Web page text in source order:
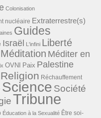
Colonisation
nucléaire Extraterrestre(s)
Guides
Israël L'infini Liberté
Méditation Méditer en
OVNI Paix Palestine
Religion Réchauffement
Science Société
Tribune
Éducation à la Sexualité Être soi-